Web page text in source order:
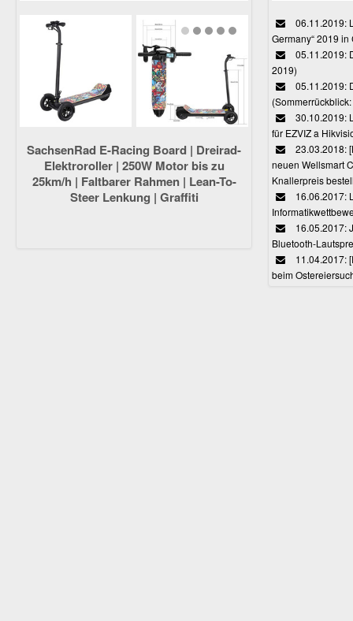
SachsenRad E-Racing Board | Dreirad-
Elektroroller | 250W Motor bis zu
25km/h | Faltbarer Rahmen | Lean-To-
Steer Lenkung | Graffiti
06.11.2019:
Germany“ 2019
05.11.2019:
2019)
05.11.2019:
30.10.2019:
für EZVIZ a
23.03.2018:
neuen Wellsmart
Knallerpreis
16.06.2017:
16.05.2017:
Bluetooth-
11.04.2017:
beim